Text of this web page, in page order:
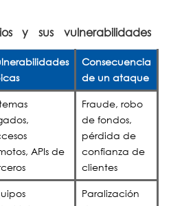
y sus vulnerabilidades
Consecuencia
de un ataque
APIs de
Fraude, robo
de fondos,
pérdida de
confianza de
clientes
Paralización